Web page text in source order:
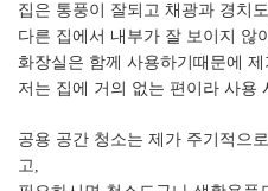
집은 통풍이 잘되고 채광과 경치
다른 집에서 내부가 잘 보이지 않
화장실은 함께 사용하기때문에
저는 집에 거의 없는 편이라 사용
공용 공간 청소는 제가 주기적으
고,